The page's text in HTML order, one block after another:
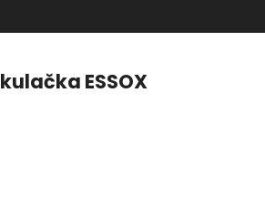
ESSOX